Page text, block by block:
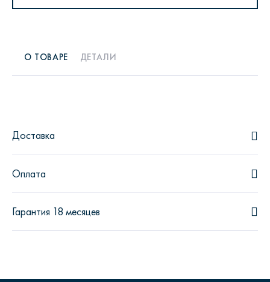
О ТОВАРЕ ДЕТАЛИ
Доставка
Оплата
Гарантия 18 месяцев